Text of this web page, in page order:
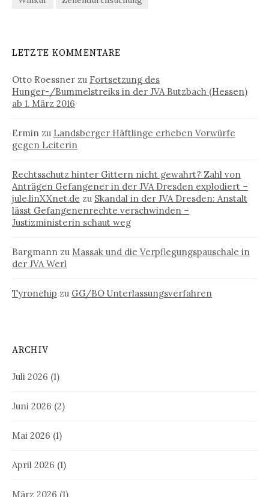
LETZTE KOMMENTARE
Otto Roessner zu Fortsetzung des
Hunger-/Bummelstreiks in der JVA Butzbach (Hessen)
ab 1. März 2016
Ermin zu Landsberger Häftlinge erheben Vorwürfe
gegen Leiterin
Rechtsschutz hinter Gittern nicht gewahrt? Zahl von
Anträgen Gefangener in der JVA Dresden explodiert –
jule.linXXnet.de zu Skandal in der JVA Dresden: Anstalt
lässt Gefangenenrechte verschwinden –
Justizministerin schaut weg
Bargmann zu Massak und die Verpflegungspauschale in
der JVA Werl
Tyronehip zu GG/BO Unterlassungsverfahren
ARCHIV
Juli 2026 (1)
Juni 2026 (2)
Mai 2026 (1)
April 2026 (1)
März 2026 (1)